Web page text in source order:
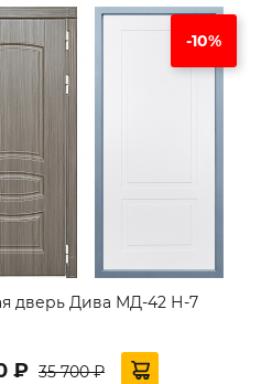
-10%
дверь Дива МД-42 Н-7
₽ 35 700 ₽